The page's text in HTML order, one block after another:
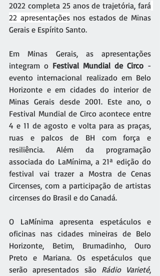
2022 completa 25 anos de trajetória, fará
22 apresentações nos estados de Minas
Gerais e Espírito Santo.
Em Minas Gerais, as apresentações
integram o Festival Mundial de Circo -
evento internacional realizado em Belo
Horizonte e em cidades do interior de
Minas Gerais desde 2001. Este ano, o
Festival Mundial de Circo acontece entre
4 e 11 de agosto e volta para as praças,
ruas e palcos de BH com força e
resiliência. Além da programação
associada do LaMínima, a 21ª edição do
festival vai trazer a Mostra de Cenas
Circenses, com a participação de artistas
circenses do Brasil e do Canadá.
O LaMínima apresenta espetáculos e
oficinas nas cidades mineiras de Belo
Horizonte, Betim, Brumadinho, Ouro
Preto e Mariana. Os espetáculos que
serão apresentados são Rádio Varieté